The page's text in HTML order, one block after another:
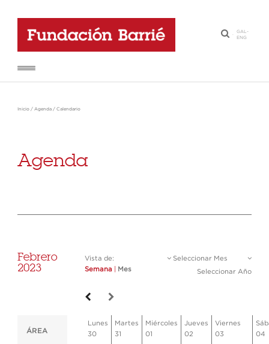
·
GAL-
ENG
Inicio / Agenda / Calendario
Agenda
Febrero
2023
Vista de:
Semana
Mes
Seleccionar Mes
Seleccionar Año
ÁREA
Lunes
30
Martes
31
Miércoles
01
Jueves
02
Viernes
03
04